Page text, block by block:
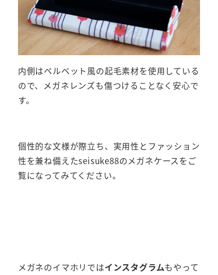
内側はベルベット風の起毛素材を使用している
ので、メガネレンズも傷つけることなく安心で
す。
個性的な文様が際立ち、実用性とファッション
性を兼ね備えたseisuke88のメガネケースをご
覧になってみてください。
メガネのイマホリではインスタグラムもやって